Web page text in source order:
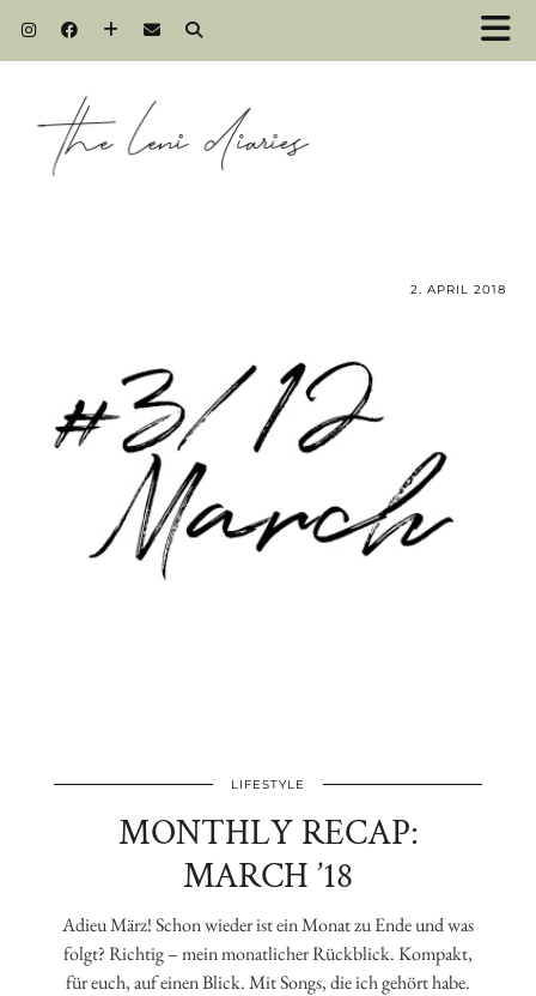
2. APRIL 2018
LIFESTYLE
MONTHLY RECAP:
MARCH ’18
Adieu März! Schon wieder ist ein Monat zu Ende und was
folgt? Richtig – mein monatlicher Rückblick. Kompakt,
für euch, auf einen Blick. Mit Songs, die ich gehört habe.